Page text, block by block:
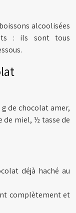
alcoolisées
: ils sont tous
de chocolat amer,
de miel, ½ tasse de
déjà haché au
complètement et